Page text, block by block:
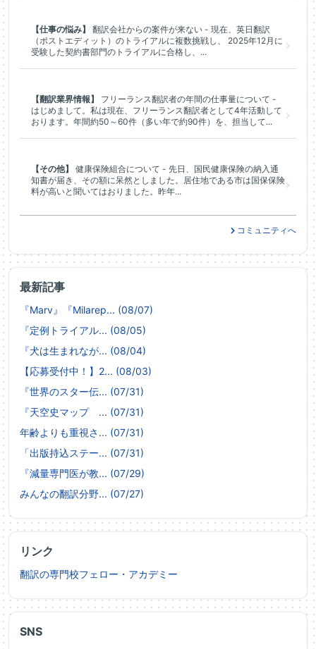
SNS
最新記事
『Marv』『Milarep... (08/07)
『定例トライアル... (08/05)
『犬は生まれなが... (08/04)
【応募受付中！】2... (08/03)
『世界のスター伝... (07/31)
『天空史マップ ... (07/31)
年齢よりも重視さ... (07/31)
「出版持込ステー... (07/31)
『減量専門医が教... (07/29)
みんなの翻訳分野... (07/27)
リンク
翻訳の専門校フェロー・アカデミー
【仕事の悩み】
翻訳会社からの案件が来ない - 現在、英日翻訳
（ポストエディット）のトライアルに複数挑戦し、 2025年12月に
受験した契約書部門のトライアルに合格し、...
【翻訳業界情報】
フリーランス翻訳者の年間の仕事量について -
はじめまして。私は現在、フリーランス翻訳者として4年活動して
おります。年間約50～60件（多い年で約90件）を、担当して...
【その他】
健康保険組合について - 先日、国民健康保険の納入通
知書が届き、その額に呆然としました。居住地である市は国保保険
料が高いと聞いてはおりました。昨年...
コミュニティへ